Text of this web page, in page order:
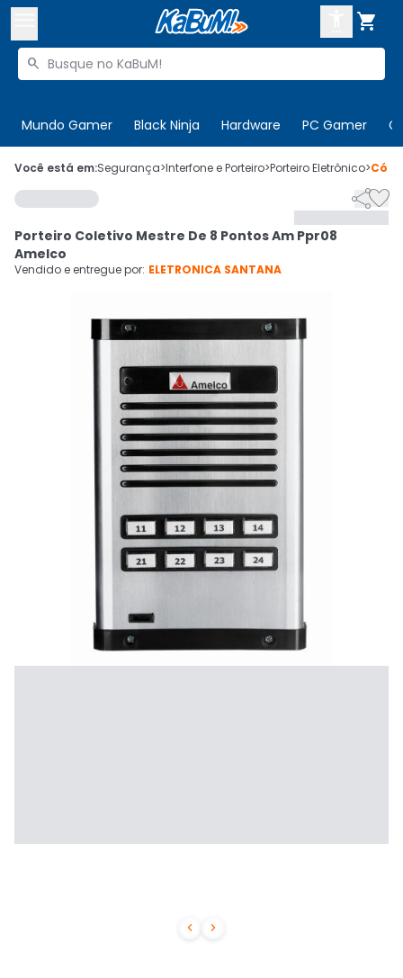

Buscar produtos

Mundo Gamer Black Ninja Hardware PC Gamer
 Olá. Acesse sua conta
 Departamentos
Cupons
Ativar tradutor em libras
CADASTRE-SE
Você está em:Segurança>Interfone e Porteiro>Porteiro Eletrônico>
 

Porteiro Coletivo Mestre De 8 Pontos Am Ppr08
Amelco
Vendido e entregue por: ELETRONICA SANTANA